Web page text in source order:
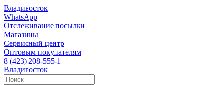
Владивосток
WhatsApp
Отслеживание посылки
Магазины
Сервисный центр
Оптовым покупателям
8 (423) 208-555-1
Владивосток